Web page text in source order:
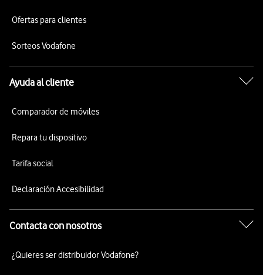
Ofertas para clientes
Sorteos Vodafone
Ayuda al cliente
Comparador de móviles
Repara tu dispositivo
Tarifa social
Declaración Accesibilidad
Contacta con nosotros
¿Quieres ser distribuidor Vodafone?